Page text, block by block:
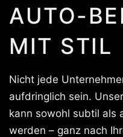
AUTO-
MIT STIL
Nicht jede
aufdringlich sein.
kann sowohl subtil als
werden – ganz nach